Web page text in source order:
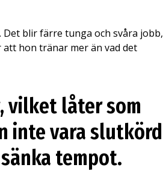
blir färre tunga och svåra jobb,
hon tränar mer än vad det
vilket låter som
inte vara slutkörd
tempot.